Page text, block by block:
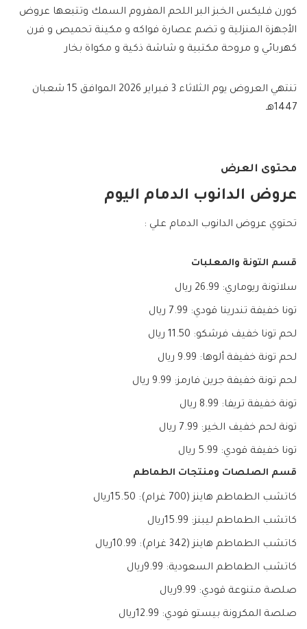
كورن فليكس الخبز البر اللحم المفروم السمك وتتبعها عروض
الأجهزة المنزلية و تضم عصارة فواكه و مكينة تحميص و فرن
كهربائي و مروحة مكتبية و شاشة ذكية و مكواة بخار
تنتهي العروض يوم الثلاثاء 3 فبراير 2026 الموافق 15 شعبان
1447هـ
محتوى العرض
عروض الدانوب الدمام اليوم
تحتوي عروض الدانوب الدمام علي :
قسم التونة والمعلبات
سلاتونة ريوماري: 26.99 ريال
تونا خفيفة تندرينا قودي: 7.99 ريال
لحم تونا خفيف فرشكو: 11.50 ريال
لحم تونة خفيفة ألوها: 9.99 ريال
لحم تونة خفيفة جرين فارمز: 9.99 ريال
تونة خفيفة تريفا: 8.99 ريال
تونة لحم خفيف الخير: 7.99 ريال
تونا خفيفة قودي: 5.99 ريال
قسم الصلصات ومنتجات الطماطم
كاتشب الطماطم هاينز (700 غرام): 15.50ريال
كاتشب الطماطم ليبنز: 15.99ريال
كاتشب الطماطم هاينز (342 غرام): 10.99ريال
كاتشب الطماطم السعودية: 9.99ريال
صلصة متنوعة قودي: 9.99ريال
صلصة المكرونة بيستو قودي: 12.99ريال